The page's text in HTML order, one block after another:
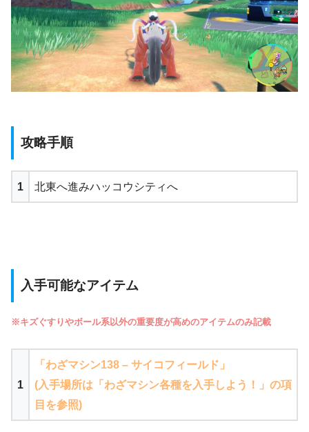
攻略手順
1 北東へ進みハッコウシティへ
入手可能なアイテム
※キズぐすりやボール系以外の重要度が高めのアイテムのみ記載
1
「わざマシン138 – サイコフィールド」
(入手場所は「わざマシン各種を入手しよう！」の項
目を参照)